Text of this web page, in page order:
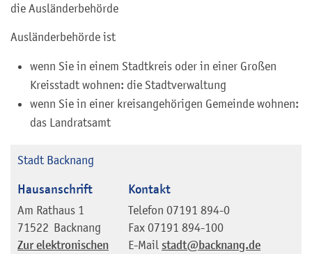
die Ausländerbehörde
Ausländerbehörde ist
wenn Sie in einem Stadtkreis oder in einer Großen
Kreisstadt wohnen: die Stadtverwaltung
wenn Sie in einer kreisangehörigen Gemeinde wohnen:
das Landratsamt
Stadt Backnang
Hausanschrift
Am Rathaus 1
71522 Backnang
Zur elektronischen
Kontakt
Telefon 07191 894-0
Fax 07191 894-100
E-Mail stadt@backnang.de